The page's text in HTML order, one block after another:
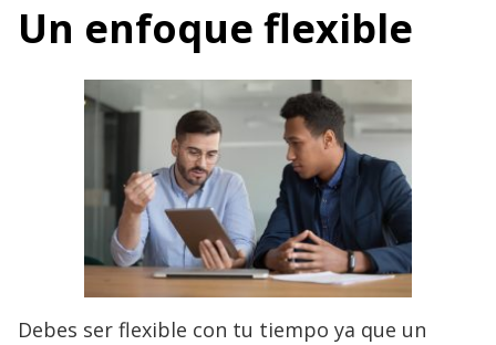
Un enfoque flexible
Debes ser flexible con tu tiempo ya que un